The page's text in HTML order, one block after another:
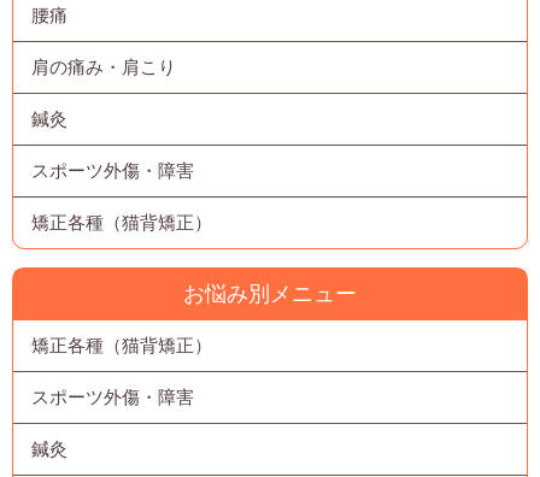
腰痛
肩の痛み・肩こり
鍼灸
スポーツ外傷・障害
矯正各種（猫背矯正）
お悩み別メニュー
矯正各種（猫背矯正）
スポーツ外傷・障害
鍼灸